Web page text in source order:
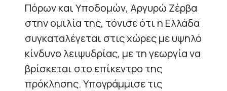
Πόρων και Υποδομών, Αργυρώ Ζέρβα
στην ομιλία της, τόνισε ότι η Ελλάδα
συγκαταλέγεται στις χώρες με υψηλό
κίνδυνο λειψυδρίας, με τη γεωργία να
βρίσκεται στο επίκεντρο της
πρόκλησης. Υπογράμμισε τις